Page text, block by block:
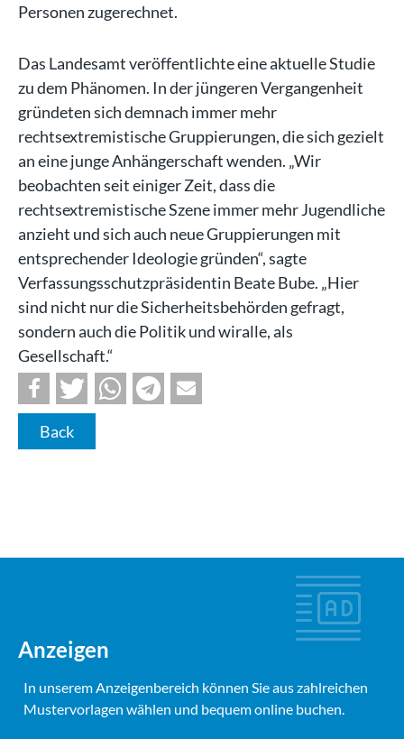
Personen zugerechnet.
Das Landesamt veröffentlichte eine aktuelle Studie
zu dem Phänomen. In der jüngeren Vergangenheit
gründeten sich demnach immer mehr
rechtsextremistische Gruppierungen, die sich gezielt
an eine junge Anhängerschaft wenden. „Wir
beobachten seit einiger Zeit, dass die
rechtsextremistische Szene immer mehr Jugendliche
anzieht und sich auch neue Gruppierungen mit
entsprechender Ideologie gründen“, sagte
Verfassungsschutzpräsidentin Beate Bube. „Hier
sind nicht nur die Sicherheitsbehörden gefragt,
sondern auch die Politik und wiralle, als
Gesellschaft.“
Back
Anzeigen
In unserem Anzeigenbereich können Sie aus zahlreichen
Mustervorlagen wählen und bequem online buchen.